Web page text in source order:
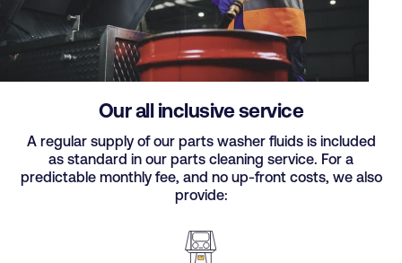
Our all inclusive service
A regular supply of our parts washer fluids is included
as standard in our parts cleaning service. For a
predictable monthly fee, and no up-front costs, we also
provide: